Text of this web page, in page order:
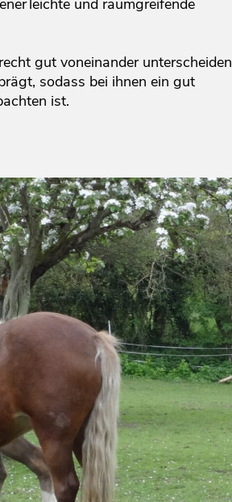
gut voneinander unterscheiden
sodass bei ihnen ein gut
ist.